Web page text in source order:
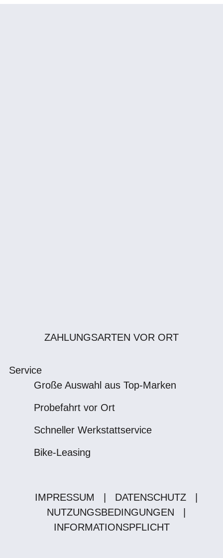
ZAHLUNGSARTEN VOR ORT
Service
Große Auswahl aus Top-Marken
Probefahrt vor Ort
Schneller Werkstattservice
Bike-Leasing
IMPRESSUM DATENSCHUTZ
NUTZUNGSBEDINGUNGEN
INFORMATIONSPFLICHT